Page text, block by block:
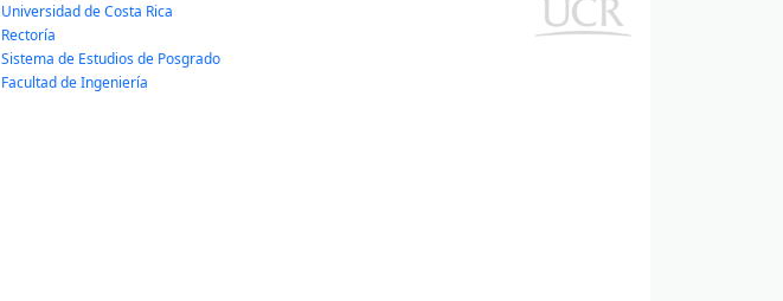
Universidad de Costa Rica
Rectoría
Sistema de Estudios de Posgrado
Facultad de Ingeniería